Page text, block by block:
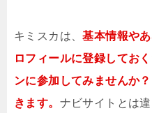
キミスカは、基本情報や
ロフィールに登録してお
ンに参加してみませんか
きます。 ナビサイトとは